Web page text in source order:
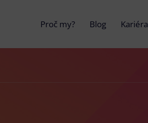
Proč my? Blog Kariéra